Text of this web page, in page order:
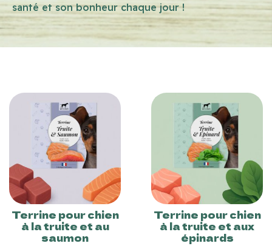
santé et son bonheur chaque jour !
Terrine pour chien
à la truite et au
saumon
Terrine pour chien
à la truite et aux
épinards